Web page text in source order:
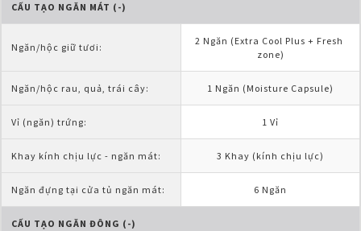
CẤU TẠO NGĂN MÁT (-)
Ngăn/hộc giữ tươi:
2 Ngăn (Extra Cool Plus + Fresh
zone)
Ngăn/hộc rau, quả, trái cây: 1 Ngăn (Moisture Capsule)
Vỉ (ngăn) trứng: 1 Vỉ
Khay kính chịu lực - ngăn mát: 3 Khay (kính chịu lực)
Ngăn đựng tại cửa tủ ngăn mát: 6 Ngăn
CẤU TẠO NGĂN ĐÔNG (-)